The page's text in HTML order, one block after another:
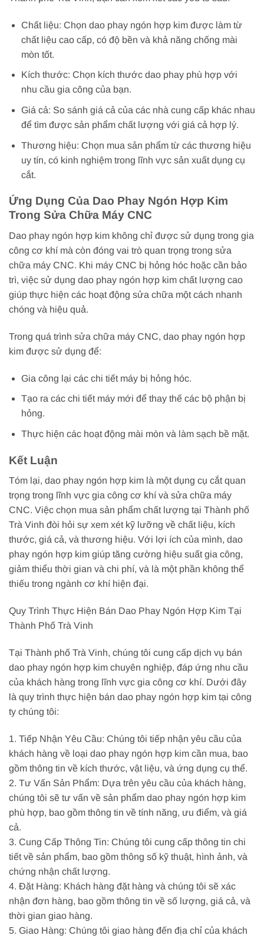
Chất liệu: Chọn dao phay ngón hợp kim được làm từ
chất liệu cao cấp, có độ bền và khả năng chống mài
mòn tốt.
Kích thước: Chọn kích thước dao phay phù hợp với
nhu cầu gia công của bạn.
Giá cả: So sánh giá cả của các nhà cung cấp khác nhau
để tìm được sản phẩm chất lượng với giá cả hợp lý.
Thương hiệu: Chọn mua sản phẩm từ các thương hiệu
uy tín, có kinh nghiệm trong lĩnh vực sản xuất dụng cụ
cắt.
Ứng Dụng Của Dao Phay Ngón Hợp Kim
Trong Sửa Chữa Máy CNC
Dao phay ngón hợp kim không chỉ được sử dụng trong gia
công cơ khí mà còn đóng vai trò quan trọng trong sửa
chữa máy CNC. Khi máy CNC bị hỏng hóc hoặc cần bảo
trì, việc sử dụng dao phay ngón hợp kim chất lượng cao
giúp thực hiện các hoạt động sửa chữa một cách nhanh
chóng và hiệu quả.
Trong quá trình sửa chữa máy CNC, dao phay ngón hợp
kim được sử dụng để:
Gia công lại các chi tiết máy bị hỏng hóc.
Tạo ra các chi tiết máy mới để thay thế các bộ phận bị
hỏng.
Thực hiện các hoạt động mài mòn và làm sạch bề mặt.
Kết Luận
Tóm lại, dao phay ngón hợp kim là một dụng cụ cắt quan
trọng trong lĩnh vực gia công cơ khí và sửa chữa máy
CNC. Việc chọn mua sản phẩm chất lượng tại Thành phố
Trà Vinh đòi hỏi sự xem xét kỹ lưỡng về chất liệu, kích
thước, giá cả, và thương hiệu. Với lợi ích của mình, dao
phay ngón hợp kim giúp tăng cường hiệu suất gia công,
giảm thiểu thời gian và chi phí, và là một phần không thể
thiếu trong ngành cơ khí hiện đại.
Quy Trình Thực Hiện Bán Dao Phay Ngón Hợp Kim Tại
Thành Phố Trà Vinh
Tại Thành phố Trà Vinh, chúng tôi cung cấp dịch vụ bán
dao phay ngón hợp kim chuyên nghiệp, đáp ứng nhu cầu
của khách hàng trong lĩnh vực gia công cơ khí. Dưới đây
là quy trình thực hiện bán dao phay ngón hợp kim tại công
ty chúng tôi:
1. Tiếp Nhận Yêu Cầu: Chúng tôi tiếp nhận yêu cầu của
khách hàng về loại dao phay ngón hợp kim cần mua, bao
gồm thông tin về kích thước, vật liệu, và ứng dụng cụ thể.
2. Tư Vấn Sản Phẩm: Dựa trên yêu cầu của khách hàng,
chúng tôi sẽ tư vấn về sản phẩm dao phay ngón hợp kim
phù hợp, bao gồm thông tin về tính năng, ưu điểm, và giá
cả.
3. Cung Cấp Thông Tin: Chúng tôi cung cấp thông tin chi
tiết về sản phẩm, bao gồm thông số kỹ thuật, hình ảnh, và
chứng nhận chất lượng.
4. Đặt Hàng: Khách hàng đặt hàng và chúng tôi sẽ xác
nhận đơn hàng, bao gồm thông tin về số lượng, giá cả, và
thời gian giao hàng.
5. Giao Hàng: Chúng tôi giao hàng đến địa chỉ của khách